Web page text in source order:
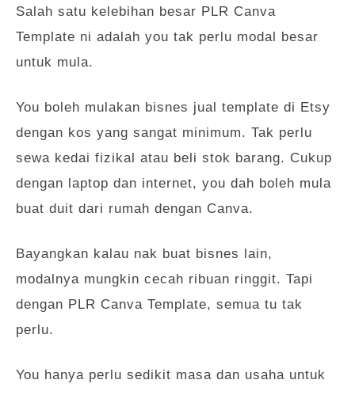
Salah satu kelebihan besar PLR Canva
Template ni adalah you tak perlu modal besar
untuk mula.
You boleh mulakan bisnes jual template di Etsy
dengan kos yang sangat minimum. Tak perlu
sewa kedai fizikal atau beli stok barang. Cukup
dengan laptop dan internet, you dah boleh mula
buat duit dari rumah dengan Canva.
Bayangkan kalau nak buat bisnes lain,
modalnya mungkin cecah ribuan ringgit. Tapi
dengan PLR Canva Template, semua tu tak
perlu.
You hanya perlu sedikit masa dan usaha untuk